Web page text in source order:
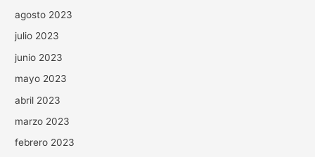
agosto 2023
julio 2023
junio 2023
mayo 2023
abril 2023
marzo 2023
febrero 2023